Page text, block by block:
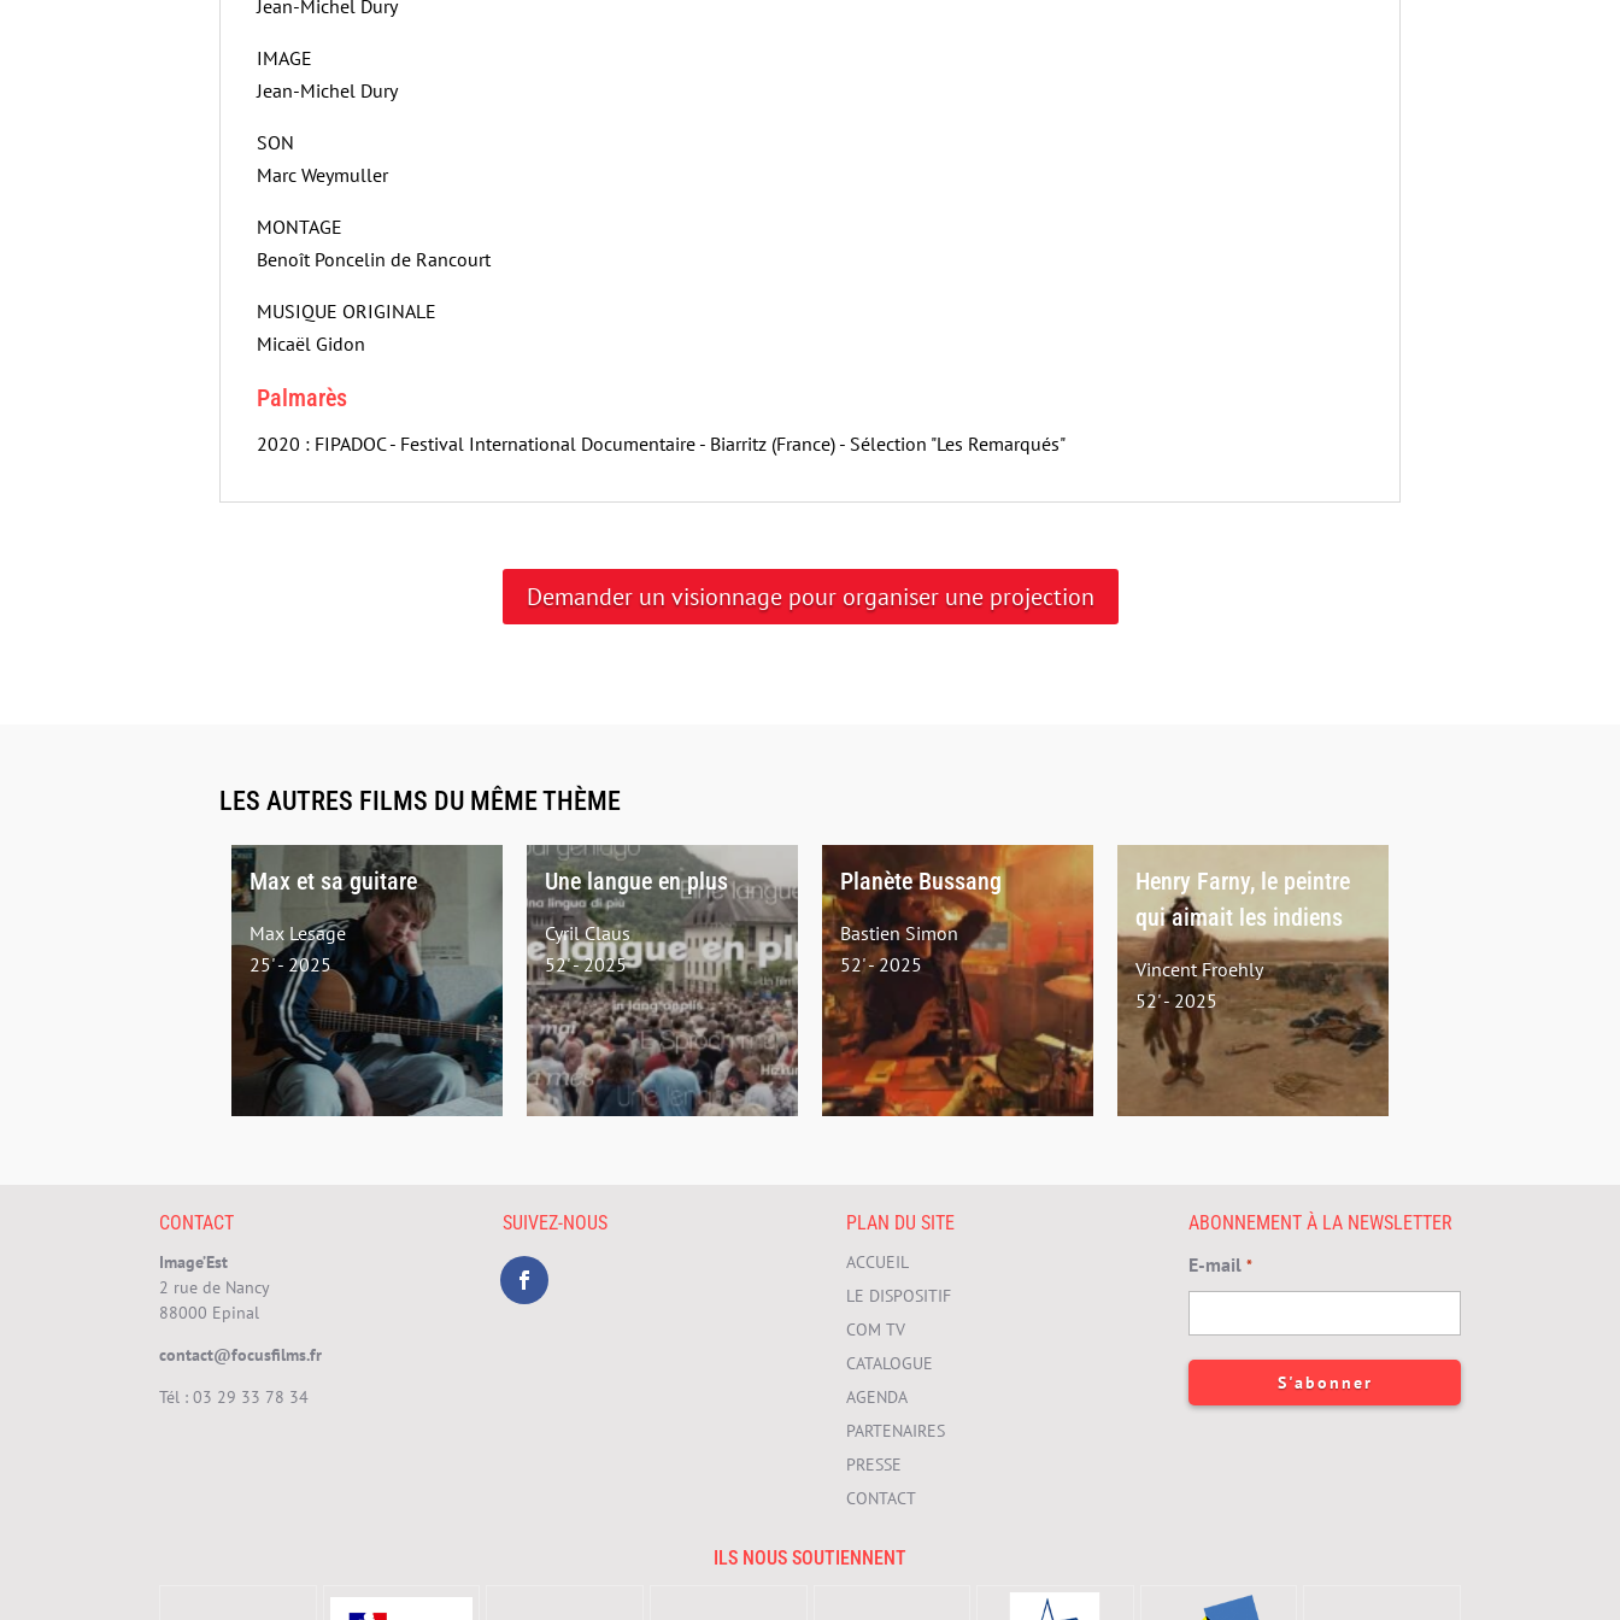
Jean-Michel Dury
IMAGE
Jean-Michel Dury
SON
Marc Weymuller
MONTAGE
Benoît Poncelin de Rancourt
MUSIQUE ORIGINALE
Micaël Gidon
Palmarès
2020 : FIPADOC - Festival International Documentaire - Biarritz (France) - Sélection "Les Remarqués"
Demander un visionnage pour organiser une projection
LES AUTRES FILMS DU MÊME THÈME
Max et sa guitare
Max Lesage
25' - 2025
Une langue en plus
Cyril Claus
52' - 2025
Planète Bussang
Bastien Simon
52' - 2025
Henry Farny, le peintre
qui aimait les indiens
Vincent Froehly
52' - 2025
CONTACT
Image’Est
2 rue de Nancy
88000 Epinal
contact@focusfilms.fr
Tél : 03 29 33 78 34
SUIVEZ-NOUS PLAN DU SITE
ACCUEIL
LE DISPOSITIF
COM TV
CATALOGUE
AGENDA
PARTENAIRES
PRESSE
CONTACT
ABONNEMENT À LA NEWSLETTER
E-mail *
ILS NOUS SOUTIENNENT